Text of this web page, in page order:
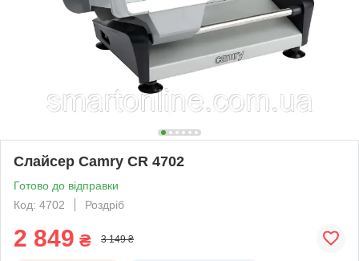
Слайсер Camry CR 4702
Готово до відправки
Код: 4702
Роздріб
2 849 ₴ 3 149 ₴